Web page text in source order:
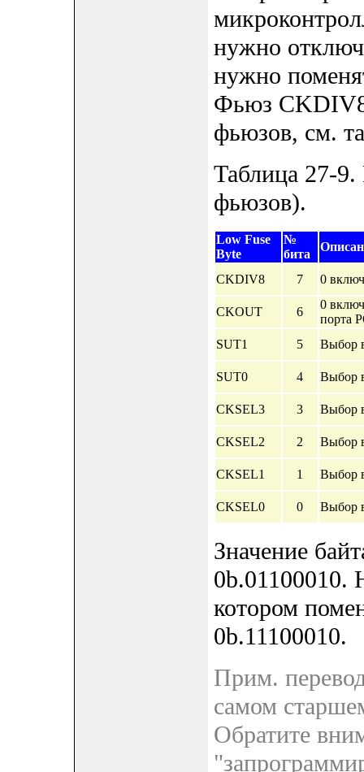
нужно
нужно
Фьюз CKDIV8
фьюзов, см.
Таблица 27-
фьюзов).
Low Fuse
Byte
№
бита
CKDIV8 7 0
CKOUT 6
0
порта
SUT1
5 Выбор
SUT0 4 Выбор
CKSEL3 3 Выбор
CKSEL2 2 Выбор
CKSEL1 1 Выбор
CKSEL0 0 Выбор
Значение
0b.01100010.
котором
0b.11100010.
Прим.
самом
Обратите